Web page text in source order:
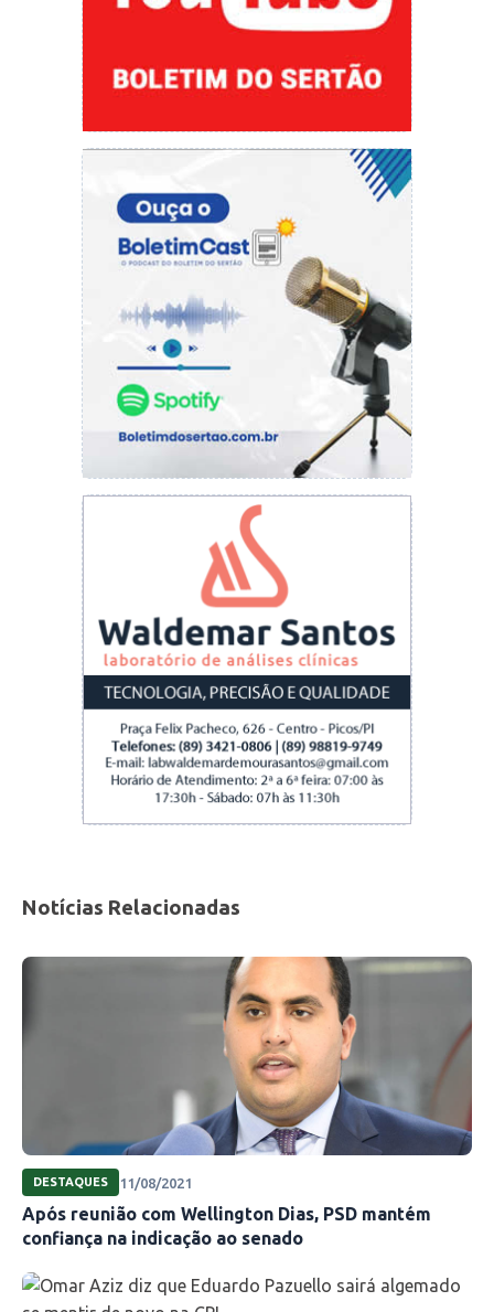
estava alinhado em um política de comunicação
incoerente com a realidade”, afirmou
mencionando o fato de o presidente ter
comparado a doença a uma “gripezinha”.
Kassab também criticou a “politização” da
vacina contra a covid-19. “Não nos leva a lugar
algum. Não é possível que se faça política com
algo tão grave. Espero que o Brasil possa
começar a vacinação nas próximas semanas,
assim como outros países”, sinalizou.
Ao comentar as eleições presidenciais de 2022,
Kassab também citou Ciro Gomes (PDT) como
um “candidato fortíssimo” e disse que a união
entre PDT e PSB já está consolidada. “Ciro
Gomes já se considera candidato de dois
partidos. Não é pouca coisa e tenho certeza
que será um grande nome”, pontuou.
Quanto à esquerda, Kassab considera que a
frente deve ter pelo menos dois candidatos,
elencando como eventuais concorrentes do
pleito Guilherme Boulos (PSOL), algum nome
indicado pelo Partido dos Trabalhadores (PT) e
Ciro Gomes (PDT).
Paulo, João Doria (PSDB), fortalecido para o
Para Kassab, as eleições municipais de 2020
sinalizaram que o “eleitor continua preferindo
propostas moderadas”. “O eleitor brasileiro
sempre se posicionou a favor de candidatos
moderados, equilibrados, de candidaturas de
centro”, avaliou.
Fonte: Estadão Conteúdo
Notícias Relacionadas
DESTAQUES 11/08/2021
Após reunião com Wellington Dias, PSD mantém
confiança na indicação ao senado